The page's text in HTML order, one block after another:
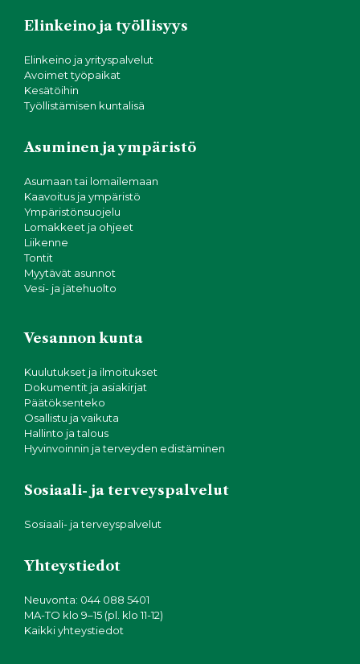
Elinkeino ja työllisyys
Elinkeino ja yrityspalvelut
Avoimet työpaikat
Kesätöihin
Työllistämisen kuntalisä
Asuminen ja ympäristö
Asumaan tai lomailemaan
Kaavoitus ja ympäristö
Ympäristönsuojelu
Lomakkeet ja ohjeet
Liikenne
Tontit
Myytävät asunnot
Vesi- ja jätehuolto
Vesannon kunta
Kuulutukset ja ilmoitukset
Dokumentit ja asiakirjat
Päätöksenteko
Osallistu ja vaikuta
Hallinto ja talous
Hyvinvoinnin ja terveyden edistäminen
Sosiaali- ja terveyspalvelut
Sosiaali- ja terveyspalvelut
Yhteystiedot
Neuvonta: 044 088 5401
MA-TO klo 9–15 (pl. klo 11-12)
Kaikki yhteystiedot